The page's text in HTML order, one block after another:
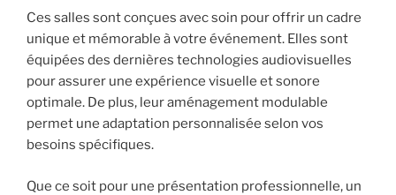
Ces salles sont conçues avec soin pour offrir un cadre
unique et mémorable à votre événement. Elles sont
équipées des dernières technologies audiovisuelles
pour assurer une expérience visuelle et sonore
optimale. De plus, leur aménagement modulable
permet une adaptation personnalisée selon vos
besoins spécifiques.
Que ce soit pour une présentation professionnelle, un